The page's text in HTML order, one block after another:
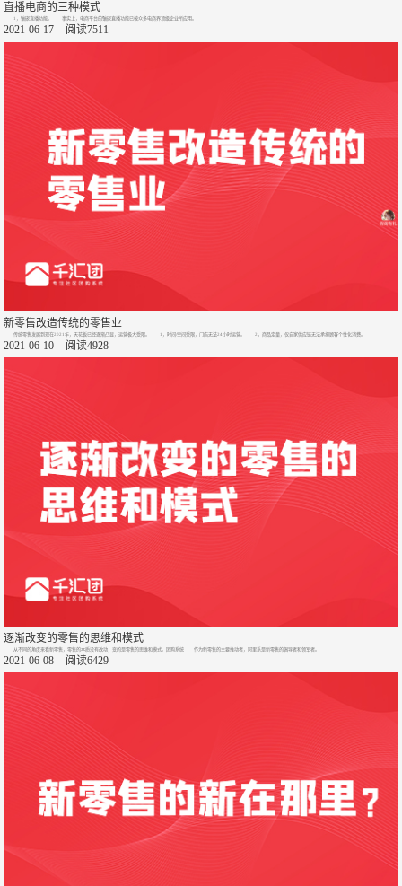
直播电商的三种模式
1，镶嵌直播功能。 事实上，电商平台的镶嵌直播功能已被众多电商界顶级企业所应用。
2021-06-17 阅读7511
新零售改造传统的零售业
传统零售发展到现在2021年，天花板已经逐渐凸显，运营极大受限。 1，时间/空间受限，门店无法24小时运营。 2，商品定量，仅自家供应链无法承担顾客个性化消费。
2021-06-10 阅读4928
逐渐改变的零售的思维和模式
从不同的角度来看新零售，零售的本质没有改动，变的是零售的思维和模式。团购系统 作为新零售的主要推动者，阿里系是新零售的倡导者和领军者。
2021-06-08 阅读6429